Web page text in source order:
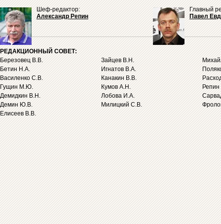
Шеф-редактор:
Александр Репин
Главный
Павел
РЕДАКЦИОННЫЙ СОВЕТ:
Березовец В.В.
Бетин Н.А.
Василенко С.В.
Гущин М.Ю.
Демидкин В.Н.
Демин Ю.В.
Елисеев В.В.
Зайцев В.Н.
Игнатов В.А.
Канакин В.В.
Кумов А.Н.
Лобова И.А.
Милицкий С.В.
Репин